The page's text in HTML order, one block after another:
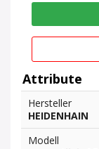
Attribute
Hersteller
HEIDENHAIN
Modell